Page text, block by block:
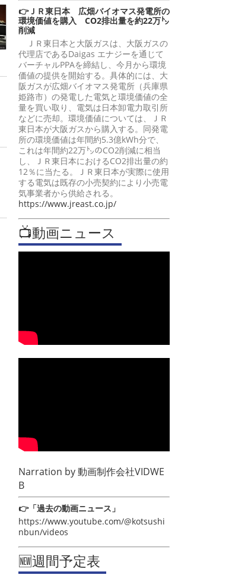
👉ＪＲ東日本 広畑バイオマス発電所の
環境価値を購入 CO2排出量を約22万㌧
削減
ＪＲ東日本と大阪ガスは、大阪ガスの
代理店であるDaigas エナジーを通じて
バーチャルPPAを締結し、今月から環境
価値の提供を開始する。具体的には、大
阪ガスが広畑バイオマス発電所（兵庫県
姫路市）の発電した電気と環境価値の全
量を買い取り、電気は日本卸電力取引所
などに売却。環境価値については、ＪＲ
東日本が大阪ガスから購入する。同発電
所の環境価値は年間約5.3億kWh分で、
これは年間約22万㌧のCO2削減に相当
し、ＪＲ東日本におけるCO2排出量の約
12％に当たる。ＪＲ東日本が実際に使用
する電気は既存の小売契約により小売電
気事業者から供給される。
https://www.jreast.co.jp/
📺動画ニュース
Narration by動画制作会社VIDWE
B
👉「過去の動画ニュース」
https://www.youtube.com/@kotsushi
nbun/videos
🆕週間予定表